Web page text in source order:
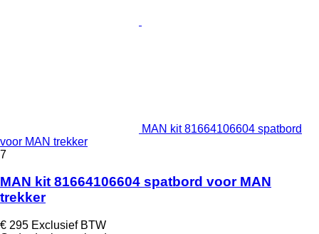
MAN kit 81664106604 spatbord
voor MAN trekker
7
MAN kit 81664106604 spatbord voor MAN
trekker
€ 295 Exclusief BTW